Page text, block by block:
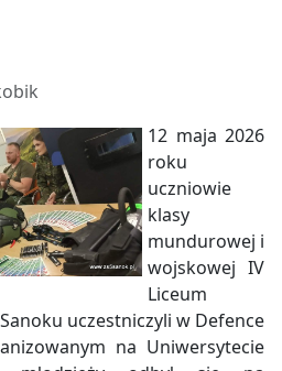
12 maja 2026
roku
uczniowie
klasy
mundurowej i
wojskowej IV
Liceum
uczestniczyli w Defence
na Uniwersytecie